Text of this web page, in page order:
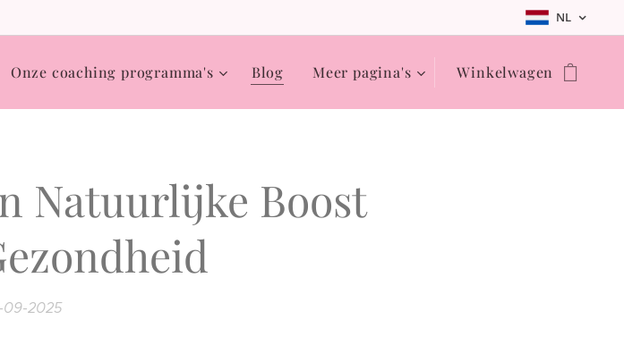
NL
Onze coaching programma's Blog Meer pagina's Winkelwagen
Natuurlijke Boost
09-2025